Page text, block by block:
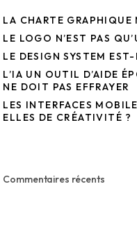
LA CHARTE GRAPHIQUE
LE LOGO N’EST PAS
LE DESIGN SYSTEM
L’IA UN OUTIL D’AIDE
NE DOIT PAS EFFRAYER
LES INTERFACES
ELLES DE CRÉATIVITÉ ?
Commentaires récents